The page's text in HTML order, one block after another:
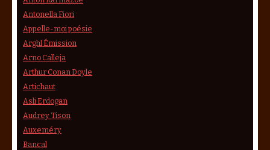
Antonella Fiori
Appelle-moi poésie
Arghl Émission
Arno Calleja
Arthur Conan Doyle
Artichaut
Asli Erdogan
Audrey Tison
Auxeméry
Bancal